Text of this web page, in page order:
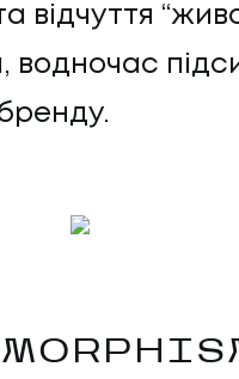
відчуття
водночас